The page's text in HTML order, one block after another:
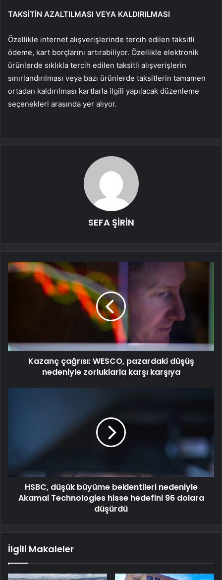
TAKSİTİN AZALTILMASI VEYA KALDIRILMASI
Özellikle internet alışverişlerinde tercih edilen taksitli
ödeme, kart borçlarını artırabiliyor. Özellikle elektronik
ürünlerde sıklıkla tercih edilen taksitli alışverişlerin
sınırlandırılması veya bazı ürünlerde taksitlerin tamamen
ortadan kaldırılması kartlarla ilgili yapılacak düzenleme
seçenekleri arasında yer alıyor.
SEFA ŞİRİN
Kazanç çağrısı: WESCO, pazardaki düşüş
nedeniyle zorluklarla karşı karşıya
HSBC, düşük büyüme beklentileri nedeniyle
Akamai Technologies hisse hedefini 96 dolara
düşürdü
İlgili Makaleler